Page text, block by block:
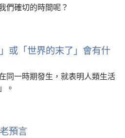
們確切的時間呢？
或「世界的末了」會有什
同一時期發生，就表明人類生活
。
預言